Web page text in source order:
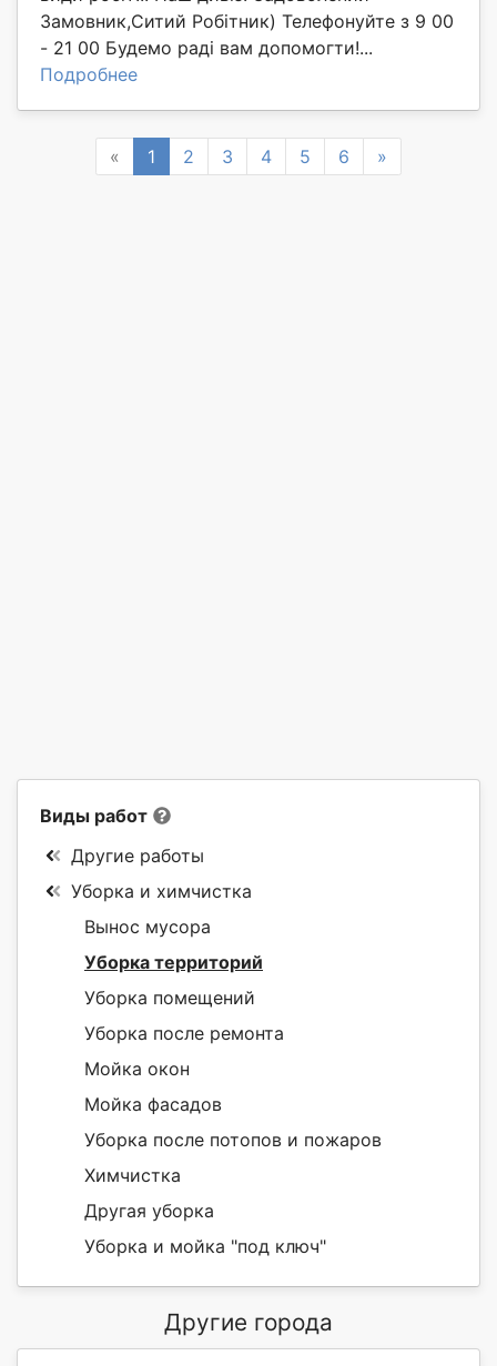
Замовник,Ситий Робітник) Телефонуйте з 9 00
- 21 00 Будемо раді вам допомогти!...
Подробнее
« Previous
1 2 3 4 5 6 »
Виды работ
Другие работы
Уборка и химчистка
Вынос мусора
Уборка территорий
Уборка помещений
Уборка после ремонта
Мойка окон
Мойка фасадов
Уборка после потопов и пожаров
Химчистка
Другая уборка
Уборка и мойка "под ключ"
Другие города